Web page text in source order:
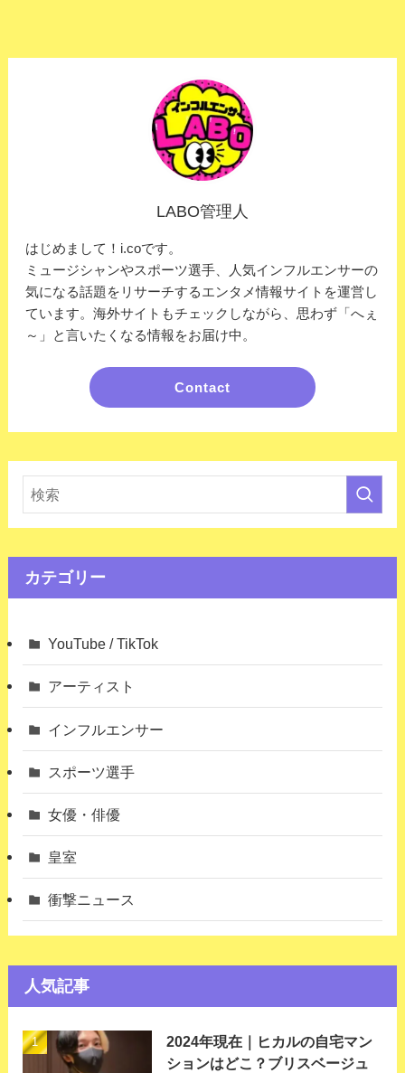
LABO管理人
はじめまして！i.coです。
ミュージシャンやスポーツ選手、人気インフルエンサーの
気になる話題をリサーチするエンタメ情報サイトを運営し
ています。海外サイトもチェックしながら、思わず「へぇ
～」と言いたくなる情報をお届け中。
Contact
カテゴリー
YouTube / TikTok
アーティスト
インフルエンサー
スポーツ選手
女優・俳優
皇室
衝撃ニュース
人気記事
2024年現在｜ヒカルの自宅マン
ションはどこ？ブリスベージュ